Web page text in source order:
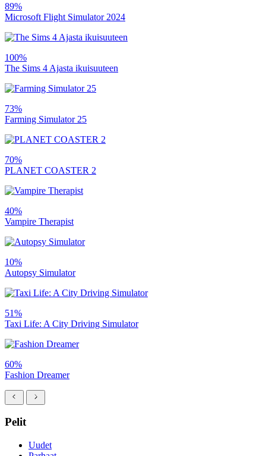
89%
Microsoft Flight Simulator 2024
100%
The Sims 4 Ajasta ikuisuuteen
73%
Farming Simulator 25
70%
PLANET COASTER 2
40%
Vampire Therapist
10%
Autopsy Simulator
51%
Taxi Life: A City Driving Simulator
60%
Fashion Dreamer
Pelit
Uudet